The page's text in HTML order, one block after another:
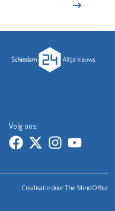
Volg ons:
Crealisatie doorThe MindOffice